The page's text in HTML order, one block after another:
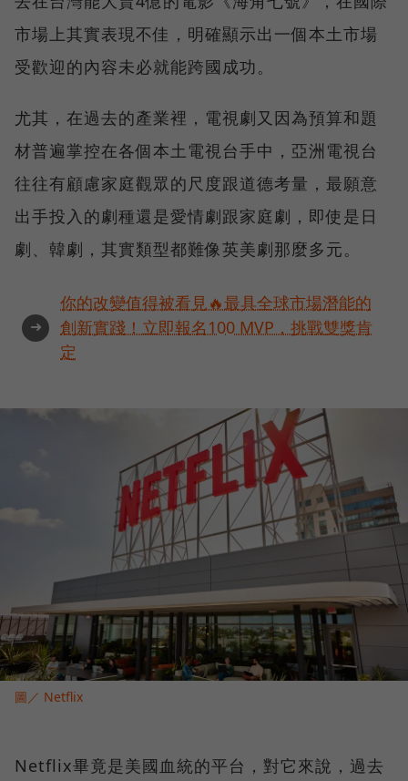
市場上其實表現不佳，明確顯示出一個本土市場
受歡迎的內容未必就能跨國成功。
尤其，在過去的產業裡，電視劇又因為預算和題
材普遍掌控在各個本土電視台手中，亞洲電視台
往往有顧慮家庭觀眾的尺度跟道德考量，最願意
出手投入的劇種還是愛情劇跟家庭劇，即使是日
劇、韓劇，其實類型都難像英美劇那麼多元。
➜
你的改變值得被看見🔥最具全球市場潛能的
創新實踐！立即報名100 MVP，挑戰雙獎肯
定
圖／ Netflix
Netflix畢竟是美國血統的平台，對它來說，過去